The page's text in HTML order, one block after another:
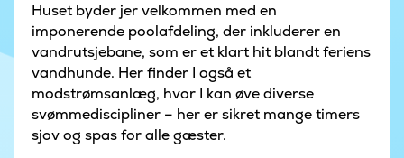
Huset byder jer velkommen med en
imponerende poolafdeling, der inkluderer en
vandrutsjebane, som er et klart hit blandt feriens
vandhunde. Her finder I også et
modstrømsanlæg, hvor I kan øve diverse
svømmediscipliner – her er sikret mange timers
sjov og spas for alle gæster.